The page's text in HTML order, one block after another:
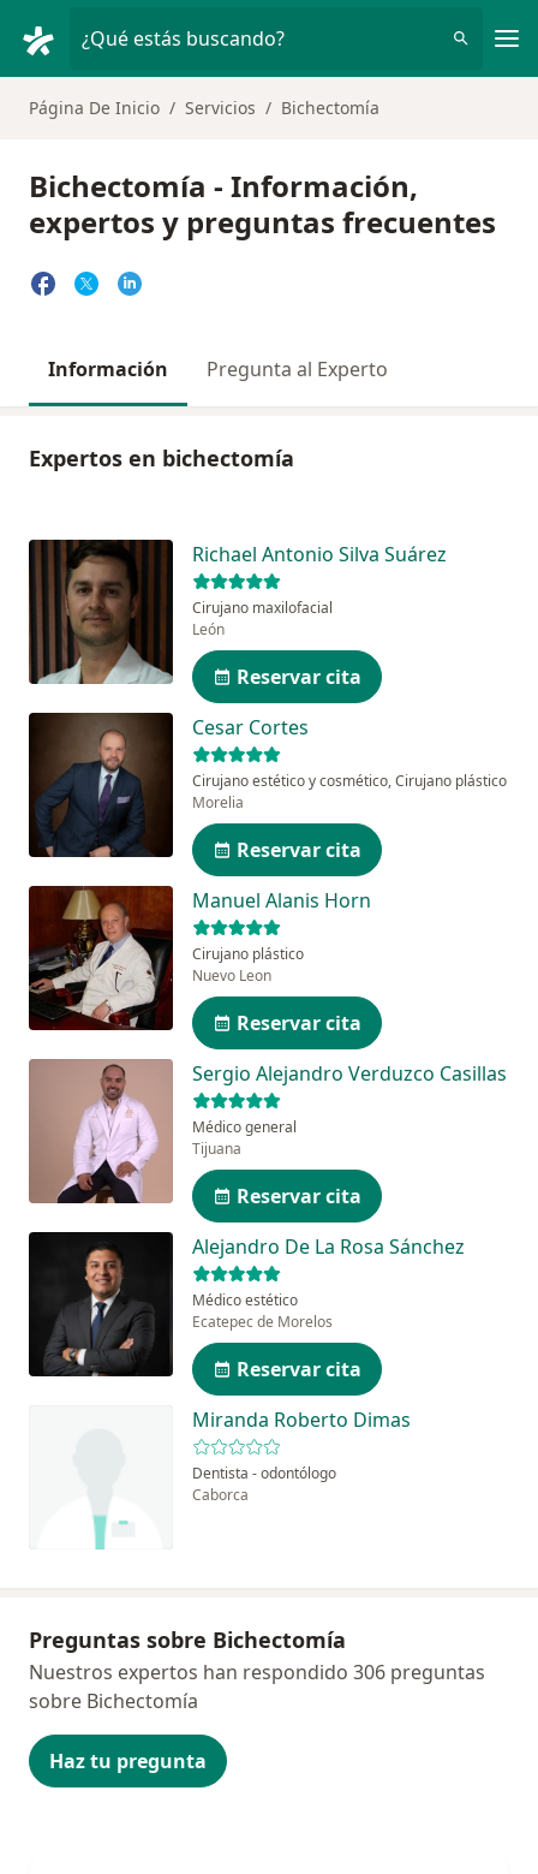
¿Qué estás buscando?
Página De Inicio Servicios Bichectomía
Bichectomía - Información,
expertos y preguntas frecuentes
Información Pregunta al Experto
Expertos en bichectomía
Richael Antonio Silva Suárez
Cirujano maxilofacial
León
Reservar cita
Cesar Cortes
Cirujano estético y cosmético, Cirujano plástico
Morelia
Reservar cita
Manuel Alanis Horn
Cirujano plástico
Nuevo Leon
Reservar cita
Sergio Alejandro Verduzco Casillas
Médico general
Tijuana
Reservar cita
Alejandro De La Rosa Sánchez
Médico estético
Ecatepec de Morelos
Reservar cita
Miranda Roberto Dimas
Dentista - odontólogo
Caborca
Preguntas sobre Bichectomía
Haz tu pregunta
Nuestros expertos han respondido 306 preguntas
sobre Bichectomía